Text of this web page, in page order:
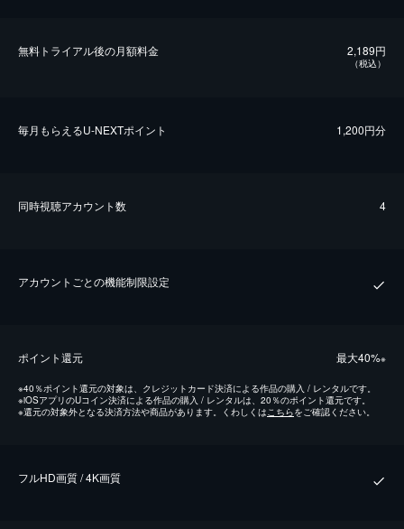
無料トライアル後の⽉額料金 2,189円
（税込）
毎⽉もらえるU-NEXTポイント 1,200円分
同時視聴アカウント数 4
アカウントごとの機能制限設定
ポイント還元 最⼤40%※
※40％ポイント還元の対象は、クレジットカード決済による作品の購入 / レンタルです。
※iOSアプリのUコイン決済による作品の購入 / レンタルは、20％のポイント還元です。
※還元の対象外となる決済方法や商品があります。くわしくはこちらをご確認ください。
フルHD画質 / 4K画質